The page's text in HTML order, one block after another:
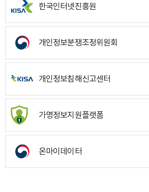
한국인터넷진흥원
개인정보분쟁조정위원회
개인정보침해신고센터
가명정보지원플랫폼
온마이데이터